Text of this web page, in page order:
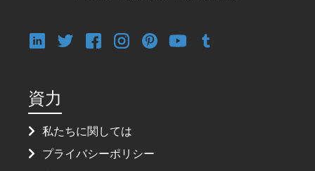
資力
私たちに関しては
プライバシーポリシー